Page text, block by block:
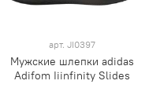
арт. JI0397
Мужские шлепки adidas
Adifom Iiinfinity Slides